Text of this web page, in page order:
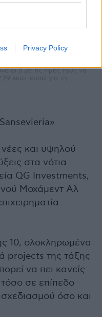
Privacy Policy
βρίσκεται στην καρδιά
οι 5 με τις τιμές τους να
και υψηλού
στα νότια
QG Investments,
Μοχάμεντ Αλ
10, ολοκληρωμένα
projects της τάξης
να πει κανείς
σε επίπεδο
όσο και